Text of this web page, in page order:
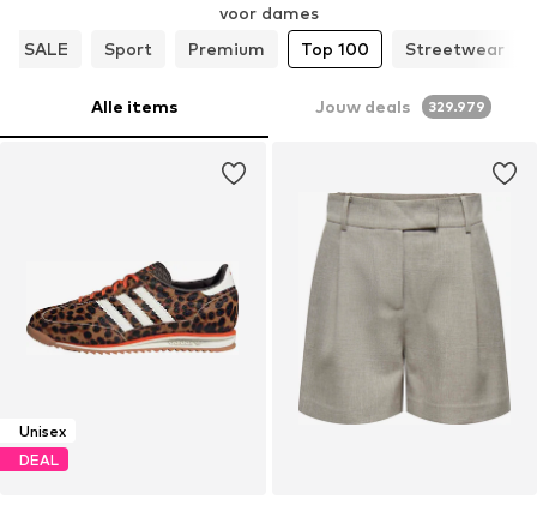
voor dames
SALE
Sport Premium Top 100 Streetwear
Alle items Jouw deals 329.979
Unisex
DEAL